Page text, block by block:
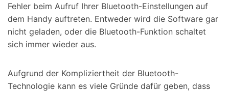
Fehler beim Aufruf Ihrer Bluetooth-Einstellungen auf
dem Handy auftreten. Entweder wird die Software gar
nicht geladen, oder die Bluetooth-Funktion schaltet
sich immer wieder aus.
Aufgrund der Kompliziertheit der Bluetooth-
Technologie kann es viele Gründe dafür geben, dass